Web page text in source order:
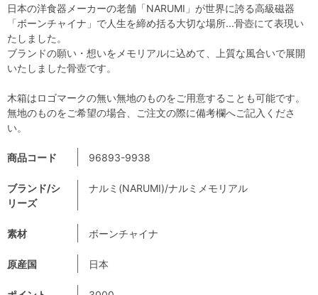
商品コード 96893-9938
ブランド/シ
リーズ
ナルミ(NARUMI)/ナルミメモリアル
素材 ボーンチャイナ
原産国 日本
日本の洋食器メーカーの老舗「NARUMI」が世界に誇る高級磁器
「ボーンチャイナ」で人生を締め括る大切な場所...骨壺にて表現い
たしました。
ブランドの願い・想いをメモリアルに込めて、上質な風合いで展開
いたしました骨壺です。
木箱はロゴマークの無い無地のものをご用意することも可能です。
無地のものをご希望の場合、ご注文の際に備考欄へご記入くださ
い。